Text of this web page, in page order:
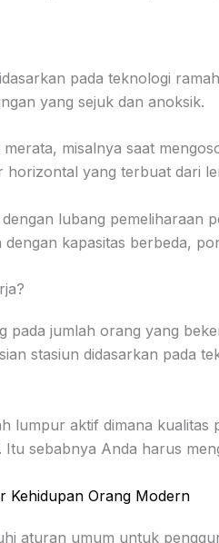
pada teknologi
yang sejuk dan anoksik.
misalnya saat
horizontal yang terbuat dari
lubang pemeliharaan
kapasitas berbeda,
pada jumlah orang yang
stasiun didasarkan pada
lumpur aktif dimana
sebabnya Anda harus
Kehidupan Orang Modern
aturan umum untuk